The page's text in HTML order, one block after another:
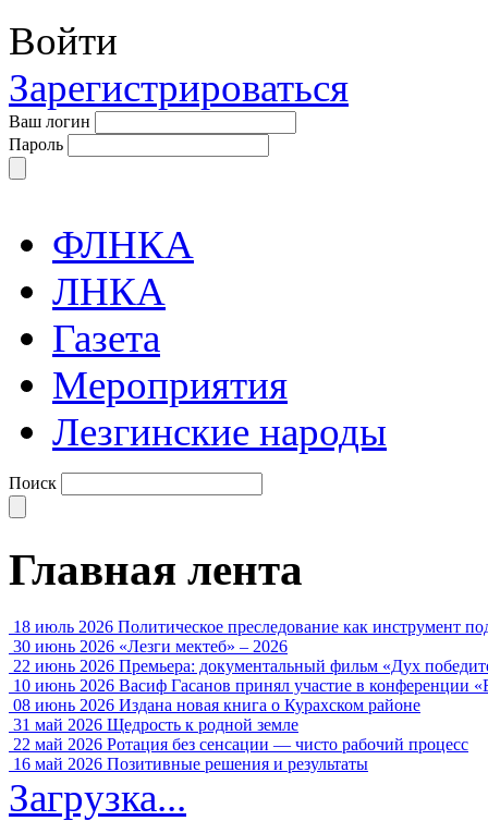
Войти
Зарегистрироваться
Ваш логин
Пароль
ФЛНКА
ЛНКА
Газета
Мероприятия
Лезгинские народы
Поиск
Главная лента
18 июль 2026 Политическое преследование как инструмент
30 июнь 2026 «Лезги мектеб» – 2026
22 июнь 2026 Премьера: документальный фильм «Дух
10 июнь 2026 Васиф Гасанов принял участие в конференции
08 июнь 2026 Издана новая книга о Курахском районе
31 май 2026 Щедрость к родной земле
22 май 2026 Ротация без сенсации — чисто рабочий процесс
16 май 2026 Позитивные решения и результаты
Загрузка...